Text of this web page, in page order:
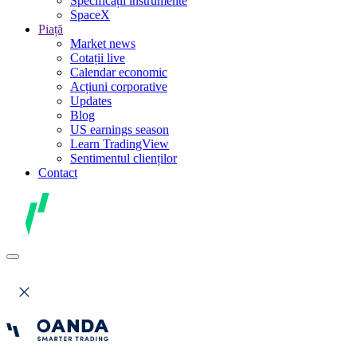
SpaceX
Piață
Market news
Cotații live
Calendar economic
Acțiuni corporative
Updates
Blog
US earnings season
Learn TradingView
Sentimentul clienților
Contact